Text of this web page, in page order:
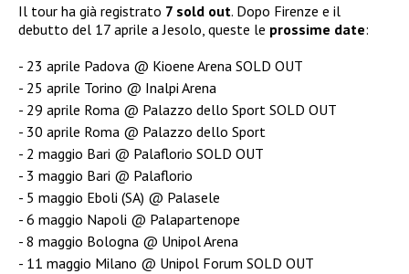
Il tour ha già registrato 7 sold out. Dopo Firenze e il
debutto del 17 aprile a Jesolo, queste le prossime date:
23 aprile Padova @ Kioene Arena SOLD OUT
25 aprile Torino @ Inalpi Arena
29 aprile Roma @ Palazzo dello Sport SOLD OUT
30 aprile Roma @ Palazzo dello Sport
2 maggio Bari @ Palaflorio SOLD OUT
3 maggio Bari @ Palaflorio
5 maggio Eboli (SA) @ Palasele
6 maggio Napoli @ Palapartenope
8 maggio Bologna @ Unipol Arena
11 maggio Milano @ Unipol Forum SOLD OUT